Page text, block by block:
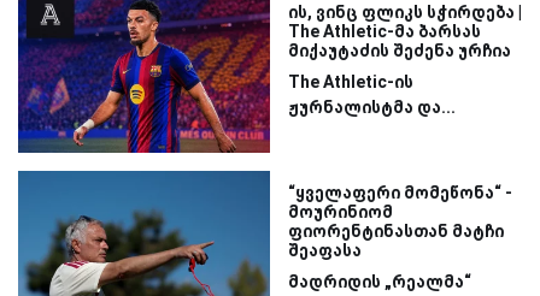
ის, ვინც ფლიკს სჭირდება |
The Athletic-მა ბარსას
მიქაუტაძის შეძენა ურჩია
The Athletic-ის
ჟურნალისტმა და...
“ყველაფერი მომეწონა“ -
მოურინიომ
ფიორენტინასთან მატჩი
შეაფასა
მადრიდის „რეალმა“